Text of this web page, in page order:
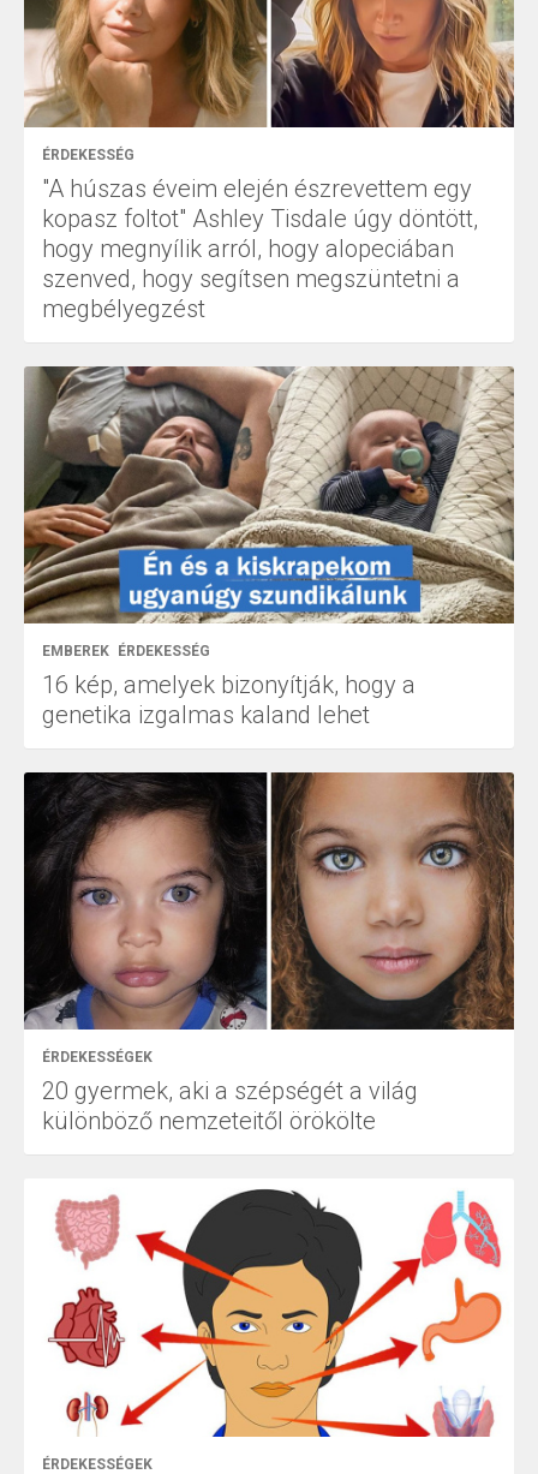
ÉRDEKESSÉG
"A húszas éveim elején észrevettem egy
kopasz foltot" Ashley Tisdale úgy döntött,
hogy megnyílik arról, hogy alopeciában
szenved, hogy segítsen megszüntetni a
megbélyegzést
EMBEREK ÉRDEKESSÉG
16 kép, amelyek bizonyítják, hogy a
genetika izgalmas kaland lehet
ÉRDEKESSÉGEK
20 gyermek, aki a szépségét a világ
különböző nemzeteitől örökölte
ÉRDEKESSÉGEK